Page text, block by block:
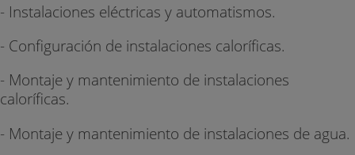
- Instalaciones eléctricas y automatismos.
- Configuración de instalaciones caloríficas.
- Montaje y mantenimiento de instalaciones
caloríficas.
- Montaje y mantenimiento de instalaciones de agua.